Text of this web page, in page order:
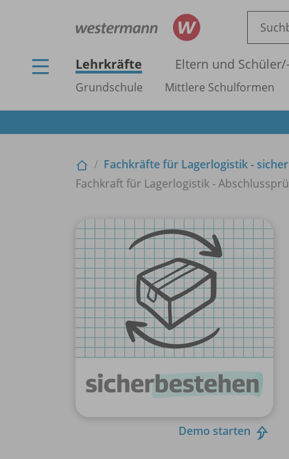
Lehrkräfte Eltern und Schüler/
Grundschule Mittlere Schulformen
Fachkräfte für Lagerlogistik -
Fachkraft für Lagerlogistik -
Demo starten